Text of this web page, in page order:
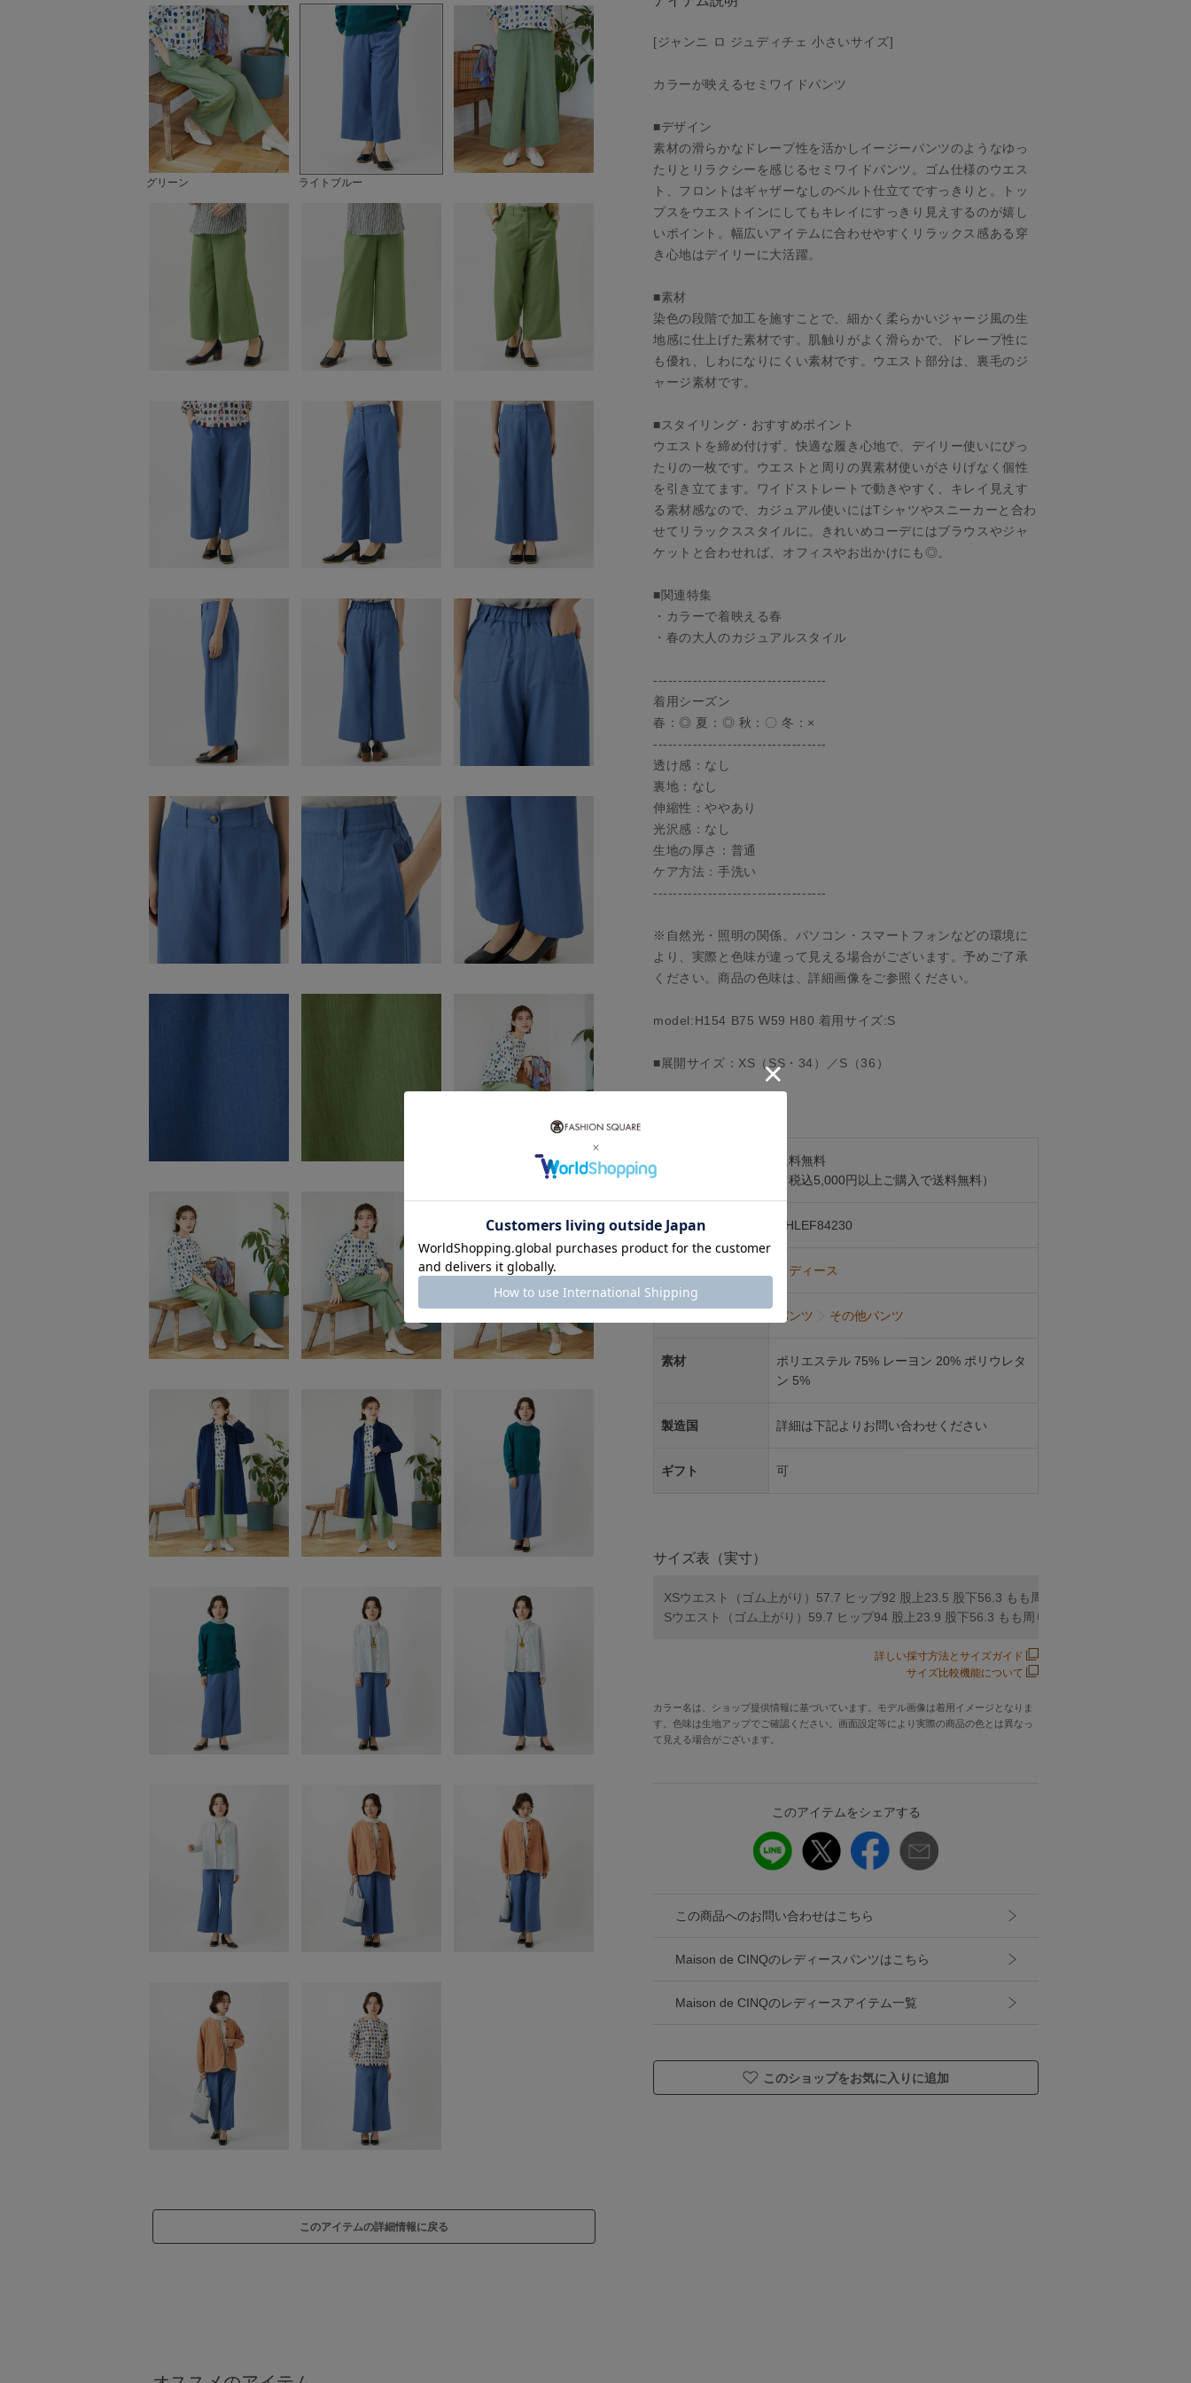
グリーン ライトブルー
このアイテムの詳細情報に戻る
[ジャンニ ロ ジュディチェ 小さいサイズ]
カラーが映えるセミワイドパンツ
■デザイン
素材の滑らかなドレープ性を活かしイージーパンツのようなゆっ
たりとリラクシーを感じるセミワイドパンツ。ゴム仕様のウエス
ト、フロントはギャザーなしのベルト仕立てですっきりと。トッ
プスをウエストインにしてもキレイにすっきり見えするのが嬉し
いポイント。幅広いアイテムに合わせやすくリラックス感ある穿
き心地はデイリーに大活躍。
■素材
染色の段階で加工を施すことで、細かく柔らかいジャージ風の生
地感に仕上げた素材です。肌触りがよく滑らかで、ドレープ性に
も優れ、しわになりにくい素材です。ウエスト部分は、裏毛のジ
ャージ素材です。
■スタイリング・おすすめポイント
ウエストを締め付けず、快適な履き心地で、デイリー使いにぴっ
たりの一枚です。ウエストと周りの異素材使いがさりげなく個性
を引き立てます。ワイドストレートで動きやすく、キレイ見えす
る素材感なので、カジュアル使いにはTシャツやスニーカーと合わ
せてリラックススタイルに。きれいめコーデにはブラウスやジャ
ケットと合わせれば、オフィスやお出かけにも◎。
■関連特集
・カラーで着映える春
・春の大人のカジュアルスタイル
-----------------------------------
着用シーズン
春：◎ 夏：◎ 秋：〇 冬：×
-----------------------------------
透け感：なし
裏地：なし
伸縮性：ややあり
光沢感：なし
生地の厚さ：普通
ケア方法：手洗い
-----------------------------------
※自然光・照明の関係、パソコン・スマートフォンなどの環境に
より、実際と色味が違って見える場合がございます。予めご了承
ください。商品の色味は、詳細画像をご参照ください。
model:H154 B75 W59 H80 着用サイズ:S
■展開サイズ：XS（SS・34）／S（36）
送料無料
（税込5,000円以上ご購入で送料無料）
商品コード NHLEF84230
レディース
パンツ その他パンツ
素材
ポリエステル 75% レーヨン 20% ポリウレタ
ン 5%
製造国 詳細は下記よりお問い合わせください
ギフト 可
サイズ表（実寸）
XSウエスト（ゴム上がり）57.7 ヒップ92 股上23.5 股下56.3 もも周り62.1 裾周り55 ベルト幅
Sウエスト（ゴム上がり）59.7 ヒップ94 股上23.9 股下56.3 もも周り63.3 裾周り56 ベルト幅4
詳しい採寸方法とサイズガイド
サイズ比較機能について
カラー名は、ショップ提供情報に基づいています。モデル画像は着用イメージとなりま
す。色味は生地アップでご確認ください。画面設定等により実際の商品の色とは異なっ
て見える場合がございます。
このアイテムをシェアする
この商品へのお問い合わせはこちら
Maison de CINQのレディースパンツはこちら
Maison de CINQのレディースアイテム一覧
このショップをお気に入りに追加